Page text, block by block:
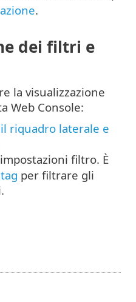
.
dei filtri e
la visualizzazione
Web Console:
riquadro laterale e
filtro. È
tag per filtrare gli